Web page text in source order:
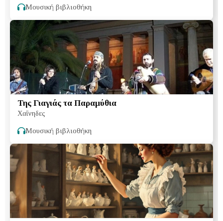
Μουσική βιβλιοθήκη
Της Γιαγιάς τα Παραμύθια
Χαΐνηδες
Μουσική βιβλιοθήκη